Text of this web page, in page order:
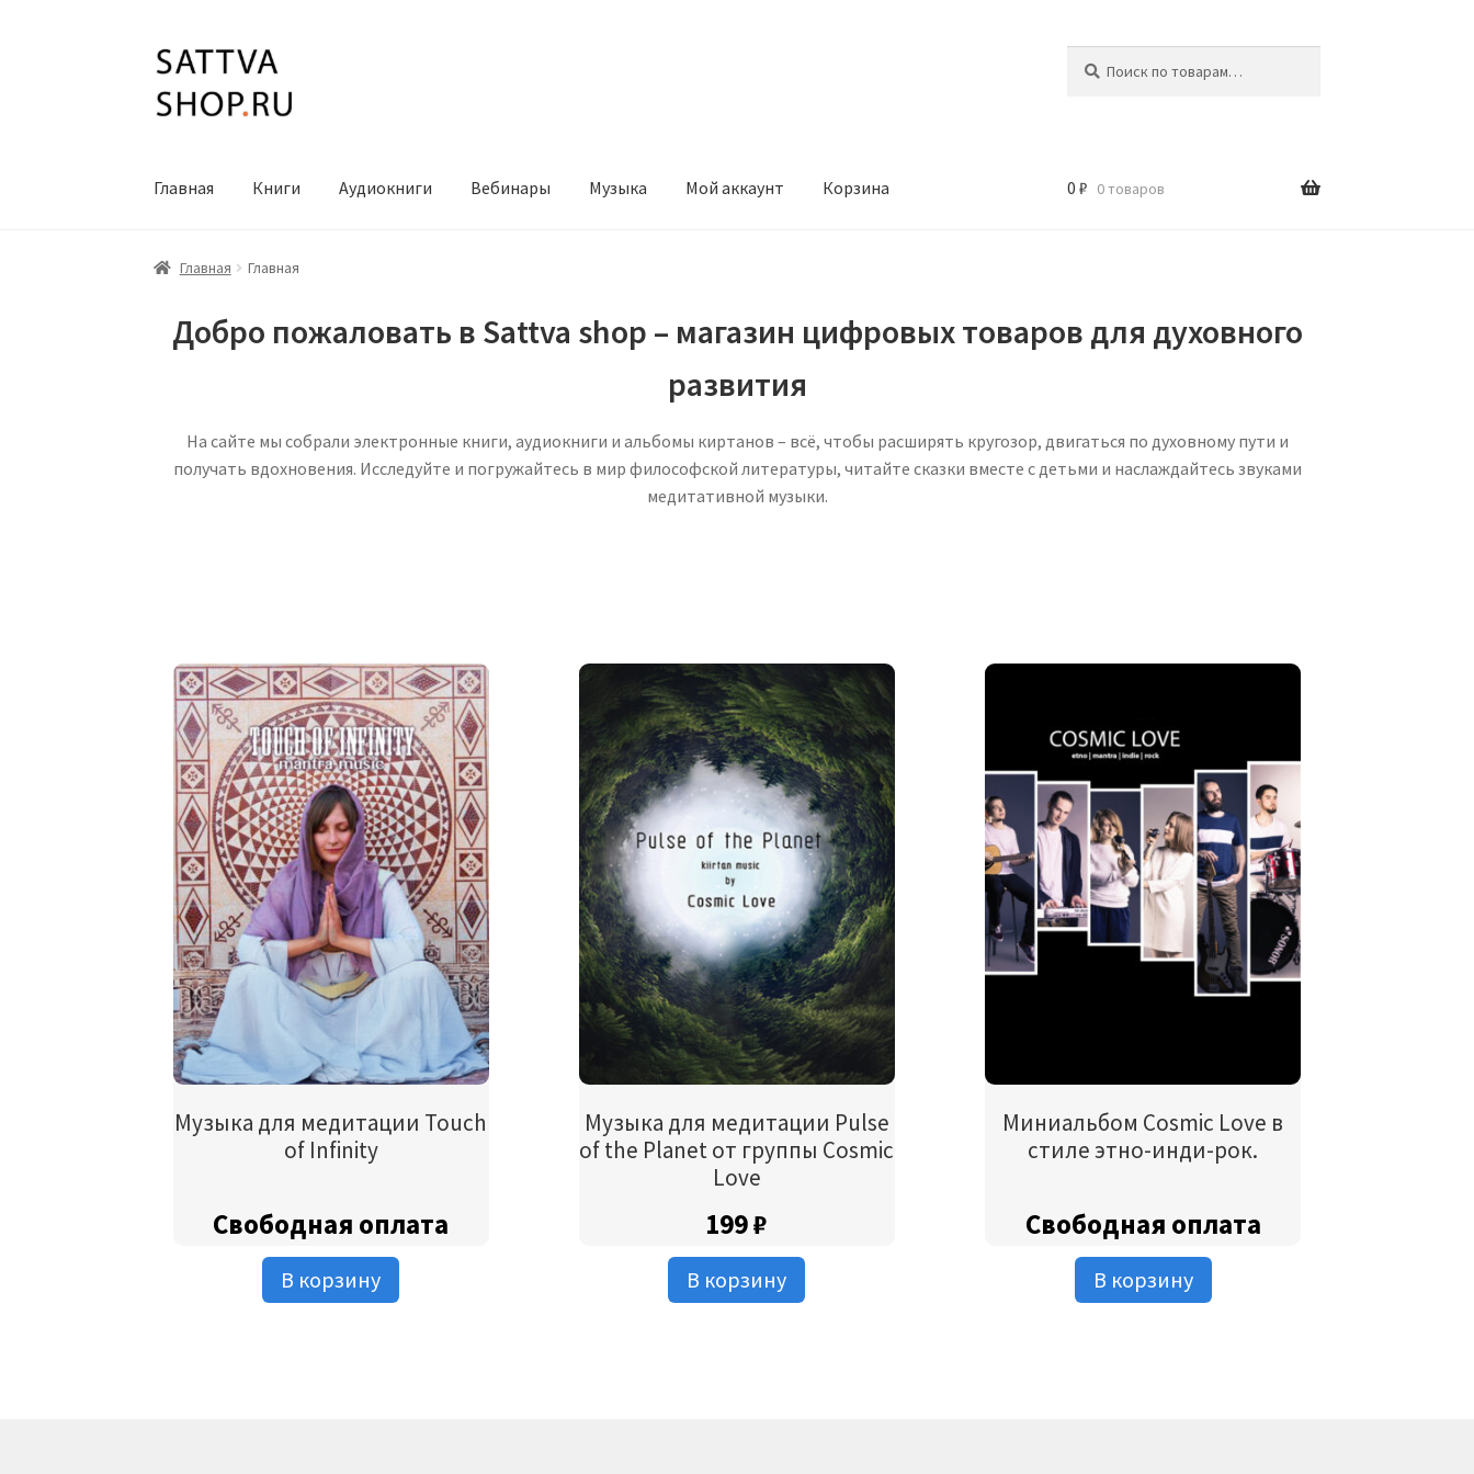
Перейти
навигации
Перейти
содержимому
Главная Книги Аудиокниги Вебинары Музыка Мой аккаунт Корзина 0 ₽ 0 товаров
Главная Главная
Добро пожаловать в Sattva shop – магазин цифровых товаров для духовного
развития
На сайте мы собрали электронные книги, аудиокниги и альбомы киртанов – всё, чтобы расширять кругозор, двигаться по духовному пути и
получать вдохновения. Исследуйте и погружайтесь в мир философской литературы, читайте сказки вместе с детьми и наслаждайтесь звуками
медитативной музыки.
Музыка для медитации Touch
of Infinity
Свободная оплата
В корзину
Музыка для медитации Pulse
of the Planet от группы Cosmic
Love
199₽
В корзину
Миниальбом Cosmic Love в
стиле этно-инди-рок.
Свободная оплата
В корзину